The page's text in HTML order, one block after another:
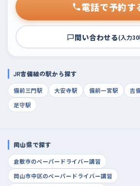
電話で予約す
問い合わせる(入力
JR吉備線の駅から探す
備前三門駅 大安寺駅 備前一宮駅 吉
足守駅
岡山県で探す
倉敷市のペーパードライバー講習
岡山市中区のペーパードライバー講習